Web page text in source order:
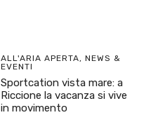
ALL'ARIA APERTA, NEWS &
EVENTI
Sportcation vista mare: a
Riccione la vacanza si vive
in movimento